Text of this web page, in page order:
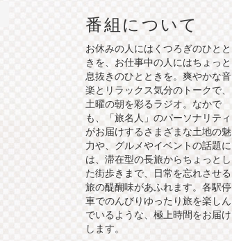
番組について
お休みの人にはくつろぎのひとと
きを、お仕事中の人にはちょっと
息抜きのひとときを。爽やかな音
楽とリラックス気分のトークで、
土曜の朝を彩るラジオ。なかで
も、「旅名人」のパーソナリティ
がお届けするさまざまな土地の魅
力や、グルメやイベントの話題に
は、滞在型の長旅からちょっとし
た街歩きまで、日常を忘れさせる
旅の醍醐味があふれます。各駅停
車でのんびりゆったり旅を楽しん
でいるような、極上時間をお届け
します。